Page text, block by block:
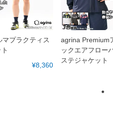
プラクティス
¥8,360
agrina Premium
ックエアフロー
ステジャケット